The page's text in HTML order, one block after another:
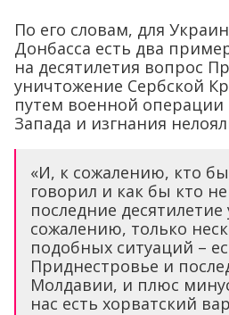
По его словам, для
Донбасса есть два
на десятилетия вопрос
уничтожение Сербской
путем военной
Запада и изгнания
«И, к сожалению, кто
говорил и как бы кто
последние десятилетие
сожалению, только
подобных ситуаций –
Приднестровье и
Молдавии, и плюс
нас есть хорватский